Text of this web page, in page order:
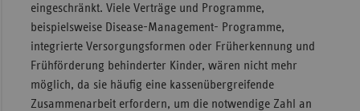
eingeschränkt. Viele Verträge und Programme,
beispielsweise Disease-Management- Programme,
integrierte Versorgungsformen oder Früherkennung und
Frühförderung behinderter Kinder, wären nicht mehr
möglich, da sie häufig eine kassenübergreifende
Zusammenarbeit erfordern, um die notwendige Zahl an